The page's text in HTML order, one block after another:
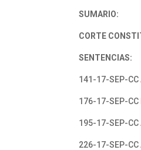
SUMARIO:
CORTE
SENTENCIAS:
141-17-SEP-
176-17-SEP-
195-17-SEP-
226-17-SEP-